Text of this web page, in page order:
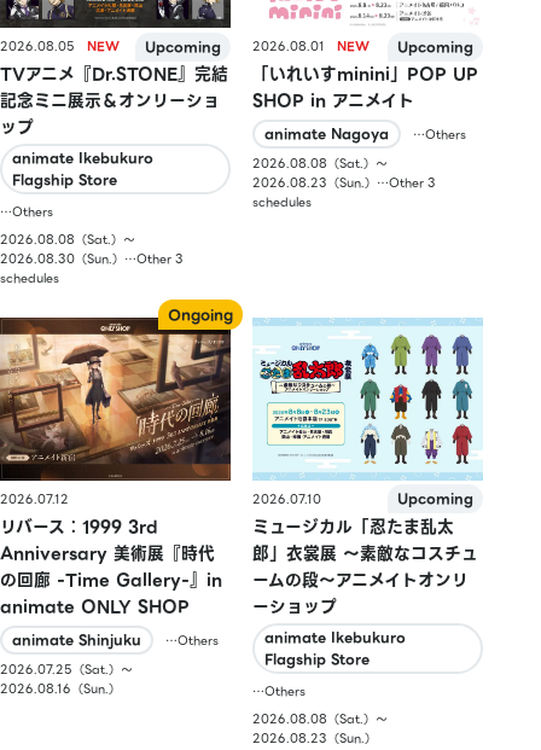
2026.08.05
TVアニメ『Dr.STONE』完結
記念ミニ展示＆オンリーショ
ップ
animate Ikebukuro
Flagship Store
…Others
2026.08.08（Sat.）〜
2026.08.30（Sun.）…Other 3
schedules
2026.08.01
「いれいすminini」POP UP
SHOP in アニメイト
animate Nagoya
…Others
2026.08.08（Sat.）〜
2026.08.23（Sun.）…Other 3
schedules
2026.07.12
リバース：1999 3rd
Anniversary 美術展『時代
の回廊 -Time Gallery-』in
animate ONLY SHOP
animate Shinjuku
…Others
2026.07.25（Sat.）〜
2026.08.16（Sun.）
2026.07.10
ミュージカル「忍たま乱太
郎」衣裳展 ～素敵なコスチュ
ームの段～アニメイトオンリ
ーショップ
animate Ikebukuro
Flagship Store
…Others
2026.08.08（Sat.）〜
2026.08.23（Sun.）